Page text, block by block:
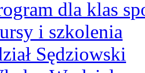
dla klas
i szkolenia
Sędziowski